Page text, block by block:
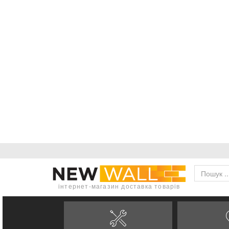
інтернет-магазин доставка товарів